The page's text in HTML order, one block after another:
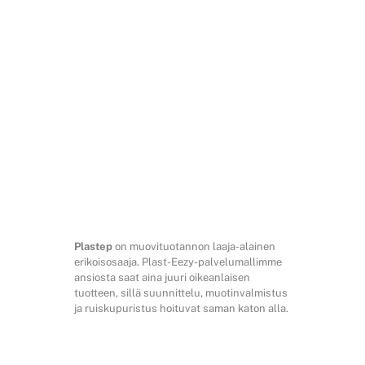
Plastep on muovituotannon laaja-alainen
erikoisosaaja. Plast-Eezy-palvelumallimme
ansiosta saat aina juuri oikeanlaisen
tuotteen, sillä suunnittelu, muotinvalmistus
ja ruiskupuristus hoituvat saman katon alla.